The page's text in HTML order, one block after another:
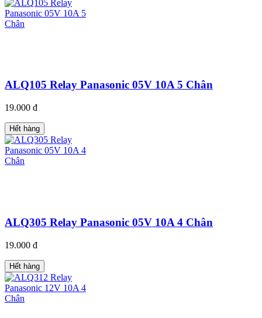
ALQ105 Relay Panasonic 05V 10A 5 Chân
19.000 đ
Hết hàng
ALQ305 Relay Panasonic 05V 10A 4 Chân
19.000 đ
Hết hàng